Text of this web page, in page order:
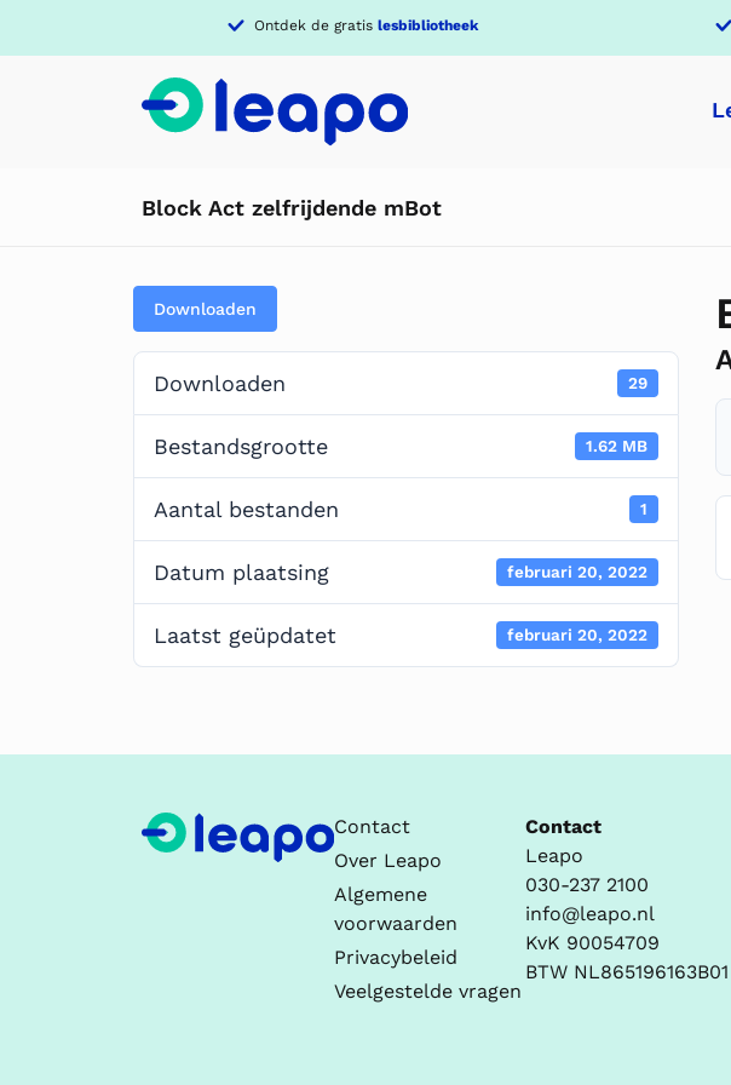
Ontdek de gratis lesbibliotheek
Block Act zelfrijdende mBot
Downloaden
Downloaden 29
Bestandsgrootte 1.62 MB
Aantal bestanden 1
Datum plaatsing februari 20, 2022
Laatst geüpdatet februari 20, 2022
Contact
Over Leapo
Algemene
voorwaarden
Privacybeleid
Veelgestelde vragen
Contact
Leapo
030-237 2100
info@leapo.nl
KvK 90054709
BTW NL865196163B01